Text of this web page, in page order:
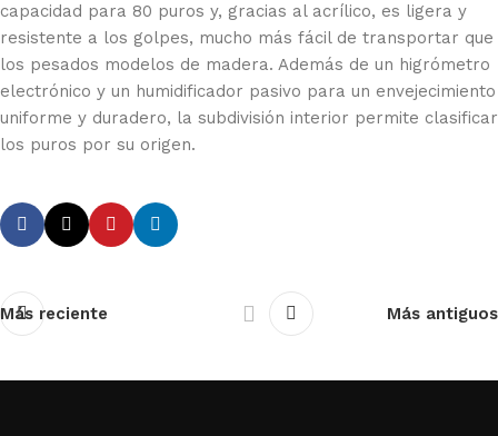
capacidad para 80 puros y, gracias al acrílico, es ligera y
resistente a los golpes, mucho más fácil de transportar que
los pesados modelos de madera. Además de un higrómetro
electrónico y un humidificador pasivo para un envejecimiento
uniforme y duradero, la subdivisión interior permite clasificar
los puros por su origen.
Más reciente Más antiguos